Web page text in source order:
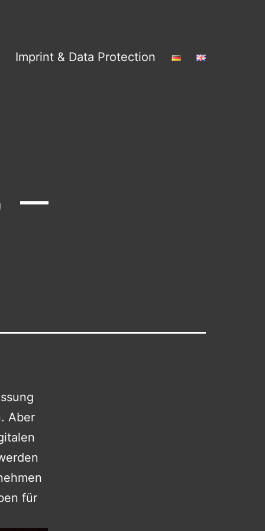
Imprint & Data Protection
–
Aber
für